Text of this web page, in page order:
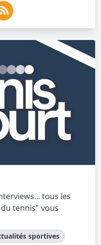
tous les
tennis" vous
sportives